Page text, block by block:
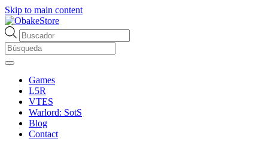
Skip to main content
Búsqueda
de
productos
Games
L5R
VTES
Warlord: SotS
Blog
Contact